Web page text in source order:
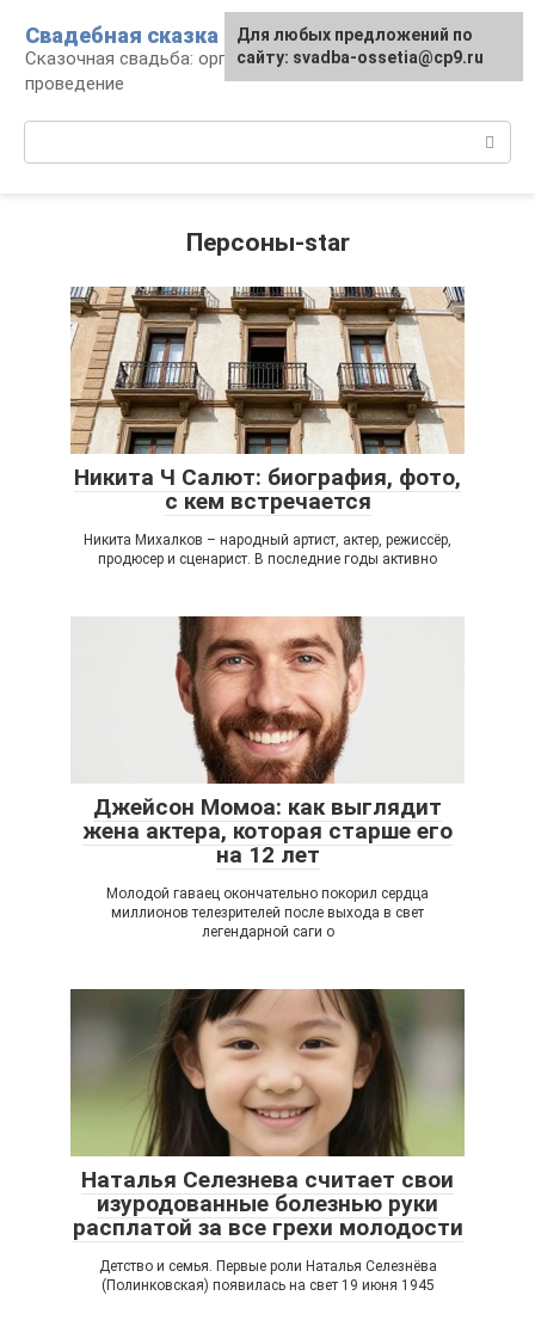
контенту
Свадебная сказка
Сказочная свадьба: организация и
проведение
Персоны-star
Никита Ч Салют: биография, фото,
с кем встречается
Никита Михалков – народный артист, актер, режиссёр,
продюсер и сценарист. В последние годы активно
Джейсон Момоа: как выглядит
жена актера, которая старше его
на 12 лет
Молодой гаваец окончательно покорил сердца
миллионов телезрителей после выхода в свет
легендарной саги о
Наталья Селезнева считает свои
изуродованные болезнью руки
расплатой за все грехи молодости
Детство и семья. Первые роли Наталья Селезнёва
(Полинковская) появилась на свет 19 июня 1945
Для любых предложений по
сайту: svadba-ossetia@cp9.ru